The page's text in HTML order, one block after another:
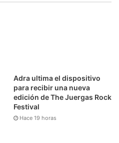
Adra ultima el dispositivo
para recibir una nueva
edición de The Juergas Rock
Festival
Hace 19 horas